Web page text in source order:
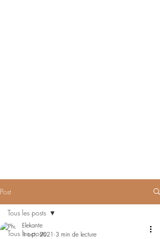
Post
Tous les posts
Tous les posts
Elekante
1 oct. 2021 3 min de lecture